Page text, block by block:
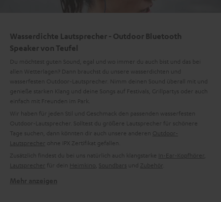
Wasserdichte Lautsprecher - Outdoor Bluetooth
Speaker von Teufel
Du möchtest guten Sound, egal und wo immer du auch bist und das bei
allen Wetterlagen? Dann brauchst du unsere wasserdichten und
wasserfesten Outdoor-Lautsprecher. Nimm deinen Sound überall mit und
genieße starken Klang und deine Songs auf Festivals, Grillpartys oder auch
einfach mit Freunden im Park.
Wir haben für jeden Stil und Geschmack den passenden wasserfesten
Outdoor-Lautsprecher. Solltest du größere Lautsprecher für schönere
Tage suchen, dann könnten dir auch unsere anderen Outdoor-
Lautsprecher ohne IPX Zertifikat gefallen.
Zusätzlich findest du bei uns natürlich auch klangstarke In-Ear-Kopfhörer
Lautsprecher für dein Heimkino Soundbars und Zubehör